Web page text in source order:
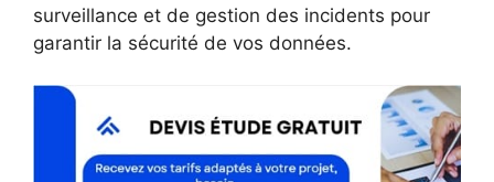
surveillance et de gestion des incidents pour
garantir la sécurité de vos données.